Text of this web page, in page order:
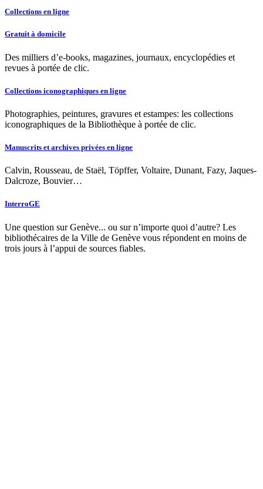
Collections en ligne
Gratuit à domicile
Des milliers d’e-books, magazines, journaux, encyclopédies et
revues à portée de clic.
Collections iconographiques en ligne
Photographies, peintures, gravures et estampes: les collections
iconographiques de la Bibliothèque à portée de clic.
Manuscrits et archives privées en ligne
Calvin, Rousseau, de Staël, Töpffer, Voltaire, Dunant, Fazy, Jaques-
Dalcroze, Bouvier…
InterroGE
Une question sur Genève... ou sur n’importe quoi d’autre? Les
bibliothécaires de la Ville de Genève vous répondent en moins de
trois jours à l’appui de sources fiables.